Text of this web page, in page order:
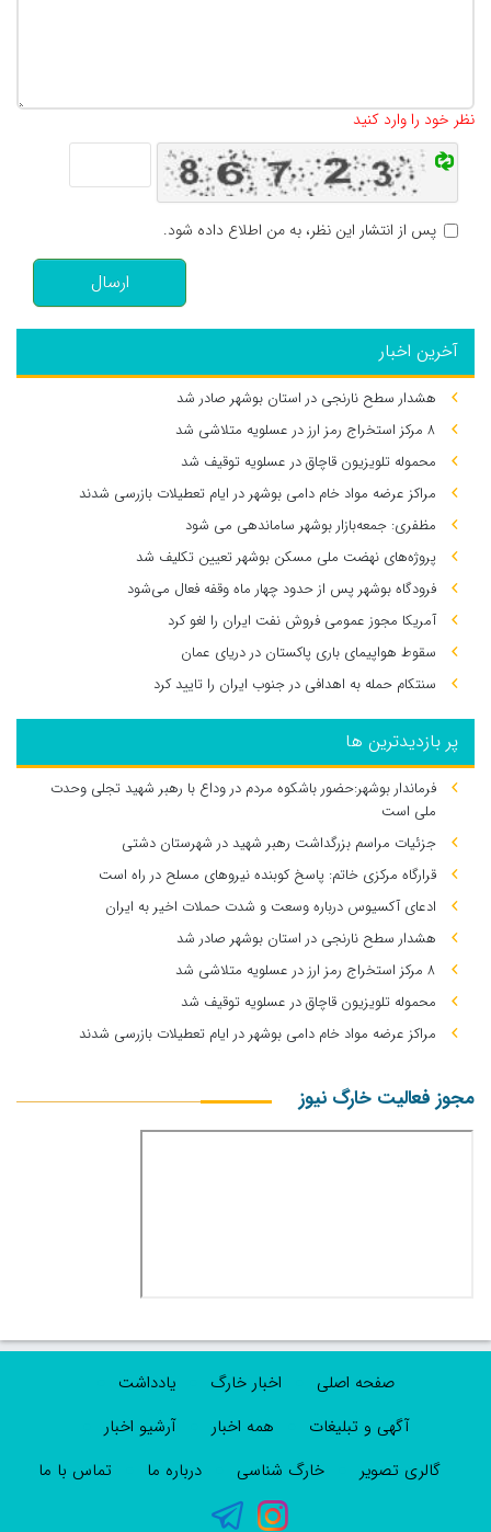
نظر خود را وارد کنید
پس از انتشار این نظر، به من اطلاع داده شود.
ارسال
آخرین اخبار
هشدار سطح نارنجی در استان بوشهر صادر شد
۸ مرکز استخراج رمز ارز در عسلویه متلاشی شد
محموله تلویزیون قاچاق در عسلویه توقیف شد
مراکز عرضه مواد خام دامی بوشهر در ایام تعطیلات بازرسی شدند
مظفری: جمعه‌بازار بوشهر ساماندهی می‌ شود
پروژه‌های نهضت ملی مسکن بوشهر تعیین تکلیف شد
فرودگاه بوشهر پس از حدود چهار ماه وقفه فعال می‌شود
آمریکا مجوز عمومی فروش نفت ایران را لغو کرد
سقوط هواپیمای باری پاکستان در دریای عمان
سنتکام حمله به اهدافی در جنوب ایران را تایید کرد
پر بازدیدترین ها
فرماندار بوشهر:حضور باشکوه مردم در وداع با رهبر شهید تجلی وحدت
ملی است
جزئیات مراسم بزرگداشت رهبر شهید در شهرستان دشتی
قرارگاه مرکزی خاتم: پاسخ کوبنده نیروهای مسلح در راه است
ادعای آکسیوس درباره وسعت و شدت حملات اخیر به ایران
هشدار سطح نارنجی در استان بوشهر صادر شد
۸ مرکز استخراج رمز ارز در عسلویه متلاشی شد
محموله تلویزیون قاچاق در عسلویه توقیف شد
مراکز عرضه مواد خام دامی بوشهر در ایام تعطیلات بازرسی شدند
مجوز فعالیت خارگ نیوز
صفحه اصلی اخبار خارگ
یادداشت
آگهی و تبلیغات
همه اخبار
آرشیو اخبار
گالری تصویر
خارگ شناسی درباره ما تماس با ما